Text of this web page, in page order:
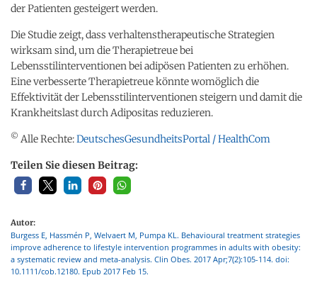
der Patienten gesteigert werden.
Die Studie zeigt, dass verhaltenstherapeutische Strategien
wirksam sind, um die Therapietreue bei
Lebensstilinterventionen bei adipösen Patienten zu erhöhen.
Eine verbesserte Therapietreue könnte womöglich die
Effektivität der Lebensstilinterventionen steigern und damit die
Krankheitslast durch Adipositas reduzieren.
© Alle Rechte:DeutschesGesundheitsPortal / HealthCom
Teilen Sie diesen Beitrag:
Autor:
Burgess E, Hassmén P, Welvaert M, Pumpa KL. Behavioural treatment strategies
improve adherence to lifestyle intervention programmes in adults with obesity:
a systematic review and meta-analysis. Clin Obes. 2017 Apr;7(2):105-114. doi:
10.1111/cob.12180. Epub 2017 Feb 15.